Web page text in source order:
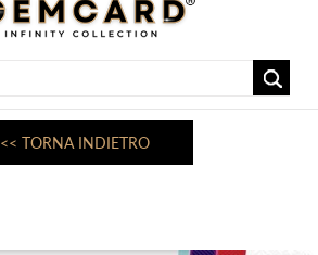
<< TORNA INDIETRO